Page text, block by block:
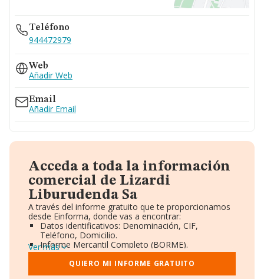
Teléfono
944472979
Web
Añadir Web
Email
Añadir Email
Acceda a toda la información
comercial de Lizardi
Liburudenda Sa
A través del informe gratuito que te proporcionamos
desde Einforma, donde vas a encontrar:
Datos identificativos: Denominación, CIF,
Teléfono, Domicilio.
Informe Mercantil Completo (BORME).
Gráficos de Evolución Ventas y Empleados.
Consejo de Administración y Administradores.
Directivos y Ejecutivos.
Ver más
QUIERO MI INFORME GRATUITO